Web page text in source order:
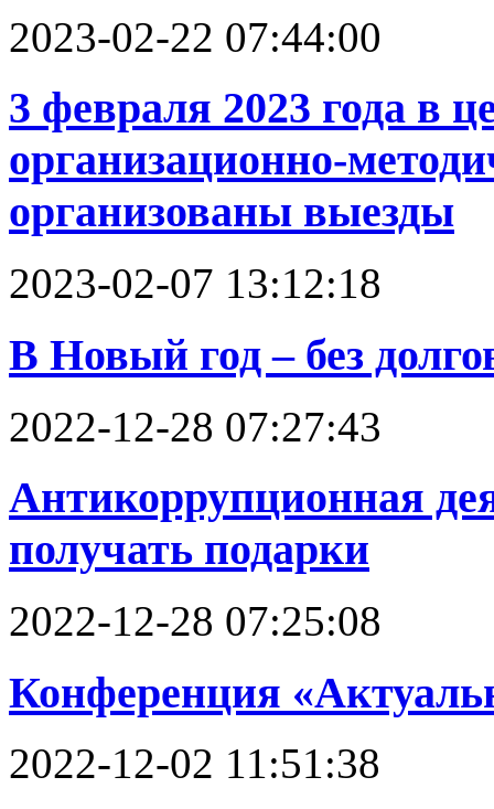
2023-02-22 07:44:00
3 февраля 2023 года в
организационно-
организованы выезды
2023-02-07 13:12:18
В Новый год – без
2022-12-28 07:27:43
Антикоррупционная
получать подарки
2022-12-28 07:25:08
Конференция
2022-12-02 11:51:38